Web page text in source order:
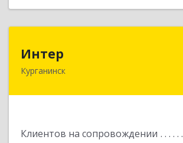
Интер
Курганинск
Клиентов на сопровождении
352430, Краснодарский край,